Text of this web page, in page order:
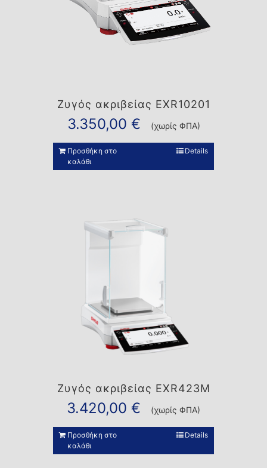
Ζυγός ακριβείας EXR10201
3.350,00 € (χωρίς ΦΠΑ)
Προσθήκη στο
καλάθι
Details
Ζυγός ακριβείας EXR423M
3.420,00 € (χωρίς ΦΠΑ)
Προσθήκη στο
καλάθι
Details